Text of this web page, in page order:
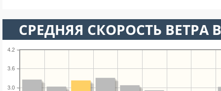
СРЕДНЯЯ СКОРОСТЬ ВЕТРА
3.0
3.6
4.2